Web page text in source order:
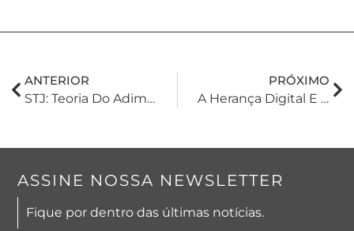
ANTERIOR
STJ: Teoria Do Adimplemento Substancial Não Autoriza A Adjudicação Compulsória
PRÓXIMO
A Herança Digital E O Direito Sucessório
ASSINE NOSSA NEWSLETTER
Fique por dentro das últimas notícias.